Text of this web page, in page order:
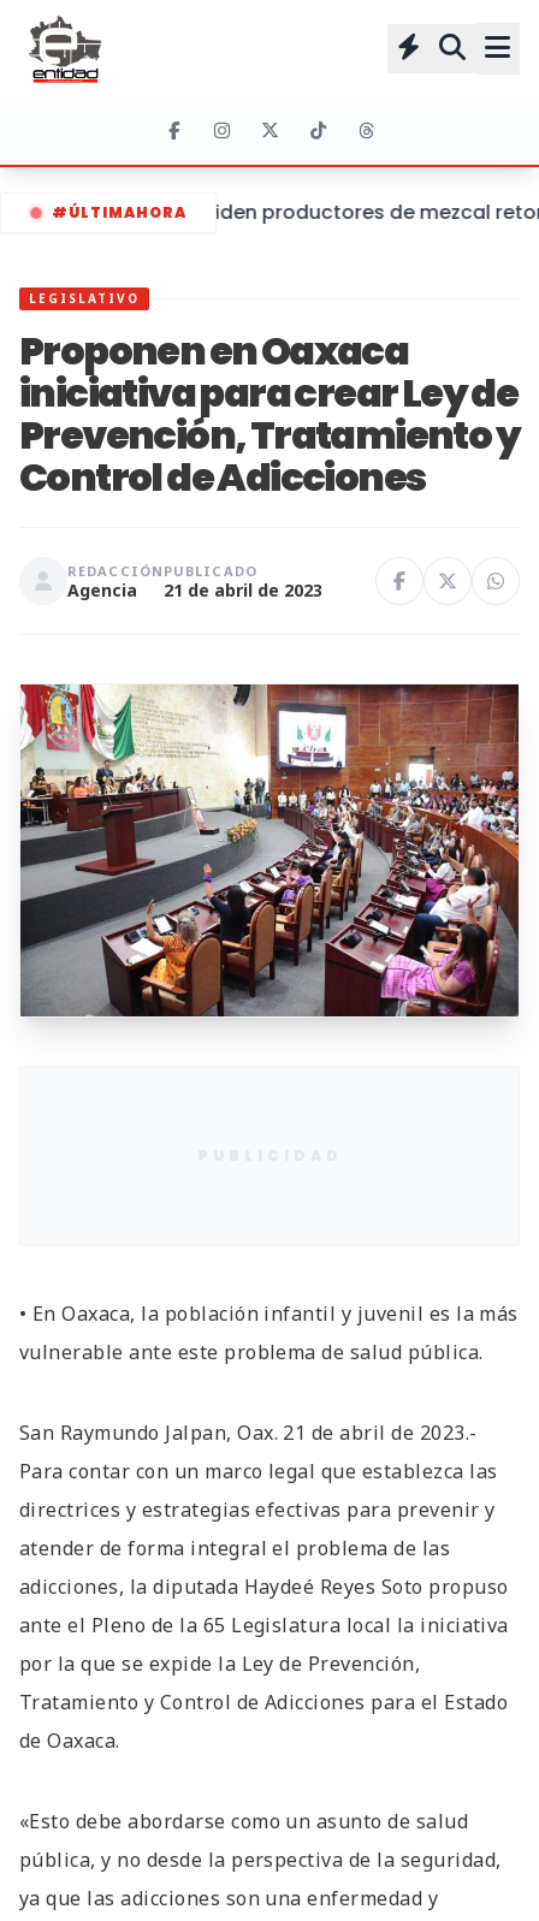
#ÚLTIMAHORA Piden productores de mezcal
LEGISLATIVO
Proponen en Oaxaca
iniciativa para crear Ley de
Prevención, Tratamiento y
Control de Adicciones
REDACCIÓN
Agencia
PUBLICADO
21 de abril de 2023
• En Oaxaca, la población infantil y juvenil es la más
vulnerable ante este problema de salud pública.
San Raymundo Jalpan, Oax. 21 de abril de 2023.-
Para contar con un marco legal que establezca las
directrices y estrategias efectivas para prevenir y
atender de forma integral el problema de las
adicciones, la diputada Haydeé Reyes Soto propuso
ante el Pleno de la 65 Legislatura local la iniciativa
por la que se expide la Ley de Prevención,
Tratamiento y Control de Adicciones para el Estado
de Oaxaca.
«Esto debe abordarse como un asunto de salud
pública, y no desde la perspectiva de la seguridad,
ya que las adicciones son una enfermedad y